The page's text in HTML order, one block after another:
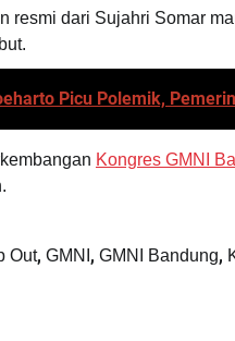
resmi dari Sujahri Somar
Picu Polemik,
Kongres GMNI
Out, GMNI , GMNI Bandung,